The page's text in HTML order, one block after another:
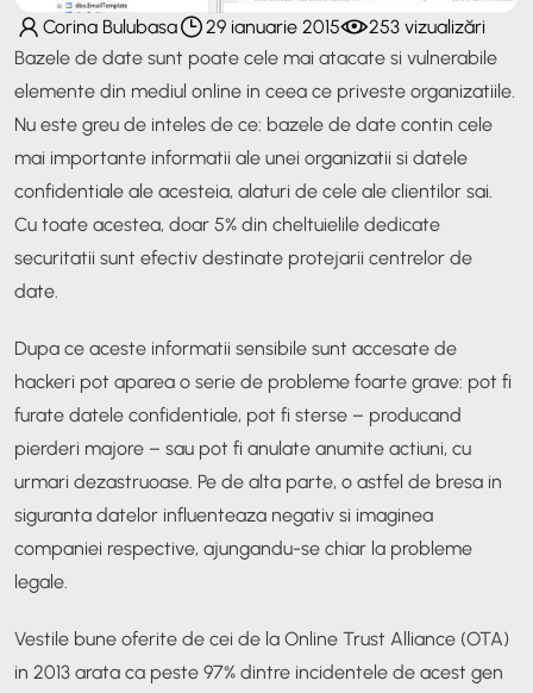
Corina Bulubasa 29 ianuarie 2015
253 vizualizări
Bazele de date sunt poate cele mai atacate si vulnerabile
elemente din mediul online in ceea ce priveste organizatiile.
Nu este greu de inteles de ce: bazele de date contin cele
mai importante informatii ale unei organizatii si datele
confidentiale ale acesteia, alaturi de cele ale clientilor sai.
Cu toate acestea, doar 5% din cheltuielile dedicate
securitatii sunt efectiv destinate protejarii centrelor de
date.
Dupa ce aceste informatii sensibile sunt accesate de
hackeri pot aparea o serie de probleme foarte grave: pot fi
furate datele confidentiale, pot fi sterse – producand
pierderi majore – sau pot fi anulate anumite actiuni, cu
urmari dezastruoase. Pe de alta parte, o astfel de bresa in
siguranta datelor influenteaza negativ si imaginea
companiei respective, ajungandu-se chiar la probleme
legale.
Vestile bune oferite de cei de la Online Trust Alliance (OTA)
in 2013 arata ca peste 97% dintre incidentele de acest gen